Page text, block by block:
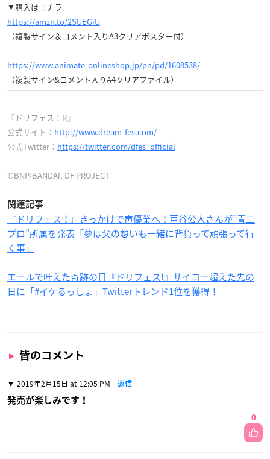
▼購入はコチラ
https://amzn.to/2SUEGiU
（複製サイン＆コメント入りA3クリアポスター付）
https://www.animate-onlineshop.jp/pn/pd/1608538/
（複製サイン&コメント入りA4クリアファイル）
『ドリフェス！R』
公式サイト： http://www.dream-fes.com/
公式Twitter： https://twitter.com/dfes_official
©BNP/BANDAI, DF PROJECT
関連記事
『ドリフェス！』きっかけで声優業へ！戸谷公人さんが”青二
プロ”所属を発表「夢は父の想いも一緒に背負って頑張って行
く事」
エールで叶えた奇跡の日『ドリフェス!』サイコー超えた先の
日に「#イケるっしょ」Twitterトレンド1位を獲得！
皆のコメント
2019年2月15日 at 12:05 PM 返信
発売が楽しみです！
0